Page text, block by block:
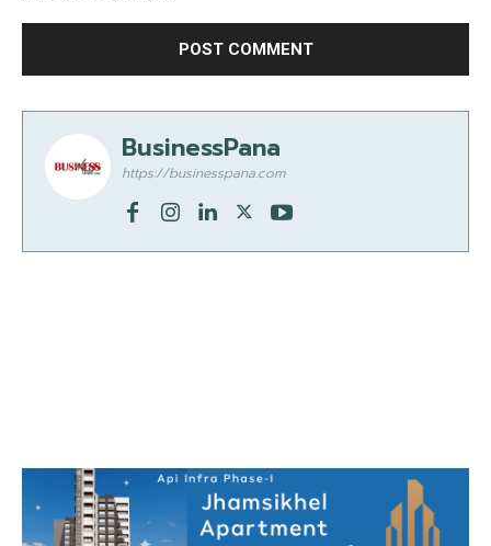
BusinessPana
https://businesspana.com